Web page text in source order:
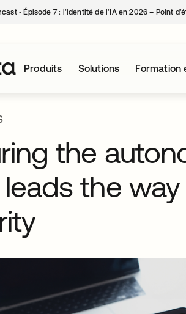
‑ Épisode 7 : l’identité de l’IA en 2026 – Point
Produits Solutions Formation
the
the